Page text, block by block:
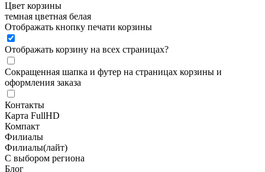
Цвет корзины
темная цветная белая
Отображать кнопку печати корзины
Отображать корзину на всех страницах?
Сокращенная шапка и футер на страницах корзины и
оформления заказа
Контакты
Карта FullHD
Компакт
Филиалы
Филиалы(лайт)
С выбором региона
Блог